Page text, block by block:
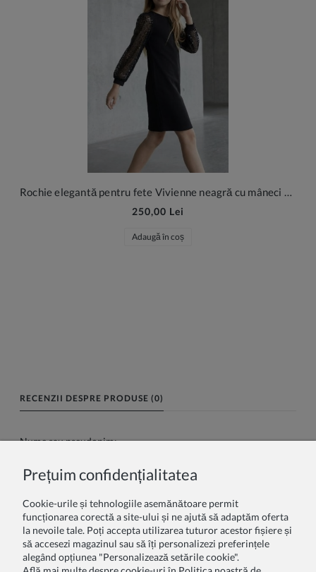
Rochie elegantă pentru fete Vivienne neagră cu mâneci din tul cu paiete
250,00 Lei
Adaugă în coș
RECENZII DESPRE PRODUSE (0)
Nume sau pseudonim:
Prețuim confidențialitatea
Cookie-urile și tehnologiile asemănătoare permit
funcționarea corectă a site-ului și ne ajută să adaptăm oferta
la nevoile tale. Poți accepta utilizarea tuturor acestor fișiere și
să accesezi magazinul sau să îți personalizezi preferințele
alegând opțiunea "Personalizează setările cookie".